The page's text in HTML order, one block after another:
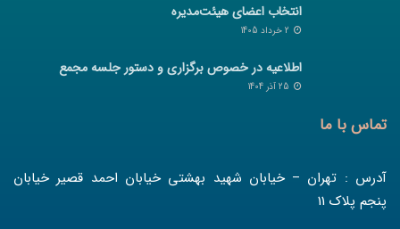
انتخاب اعضای هیئت‌مدیره
اطلاعیه در خصوص برگزاری و دستور جلسه مجمع
تماس با ما
آدرس : تهران – خیابان شهید بهشتی خیابان احمد قصیر خیابان
پنجم پلاک 11